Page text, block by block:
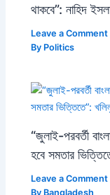
থাকবে”: নাহিদ
Leave a Comment
By Politics
“জুলাই-পরবর্তী
হবে সমতার
Leave a Comment
By Bangladesh